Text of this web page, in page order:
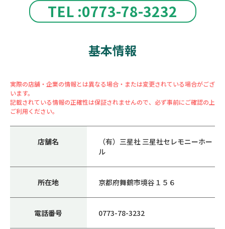
TEL :0773-78-3232
基本情報
実際の店舗・企業の情報とは異なる場合・または変更されている場合がござ
います。
記載されている情報の正確性は保証されませんので、必ず事前にご確認の上
ご利用ください。
店舗名
（有）三星社 三星社セレモニーホー
ル
所在地 京都府舞鶴市境谷１５６
電話番号 0773-78-3232